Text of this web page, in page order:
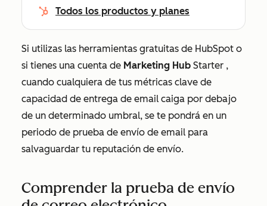
Todos los productos y planes
Si utilizas las herramientas gratuitas de HubSpot o
si tienes una cuenta de Marketing Hub Starter ,
cuando cualquiera de tus métricas clave de
capacidad de entrega de email caiga por debajo
de un determinado umbral, se te pondrá en un
periodo de prueba de envío de email para
salvaguardar tu reputación de envío.
Comprender la prueba de envío